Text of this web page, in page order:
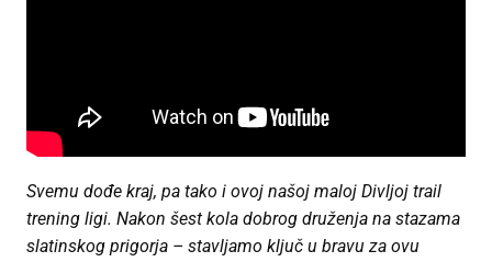
Svemu dođe kraj, pa tako i ovoj našoj maloj Divljoj trail
trening ligi. Nakon šest kola dobrog druženja na stazama
slatinskog prigorja – stavljamo ključ u bravu za ovu